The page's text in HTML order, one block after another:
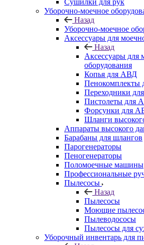
Сушилки для рук
Уборочно-моечное
Назад
Уборочно-моечное
Аксессуары для
Назад
Аксессуары для
оборудования
Копья для АВД
Пенокомплекты
Переходники
Пистолеты для
Форсунки для
Шланги
Аппараты высокого
Барабаны для шлангов
Парогенераторы
Пеногенераторы
Поломоечные машины
Профессиональные
Пылесосы
Назад
Пылесосы
Моющие
Пылеводососы
Пылесосы для
Уборочный инвентарь для